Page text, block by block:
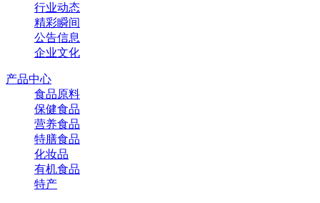
行业动态
精彩瞬间
公告信息
企业文化
产品中心
食品原料
保健食品
营养食品
特膳食品
化妆品
有机食品
特产